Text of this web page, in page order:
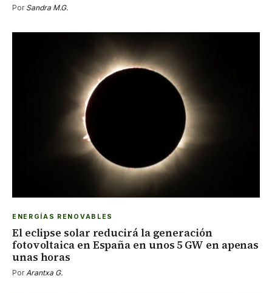
Por Sandra M.G.
ENERGÍAS RENOVABLES
El eclipse solar reducirá la generación
fotovoltaica en España en unos 5 GW en apenas
unas horas
Por Arantxa G.